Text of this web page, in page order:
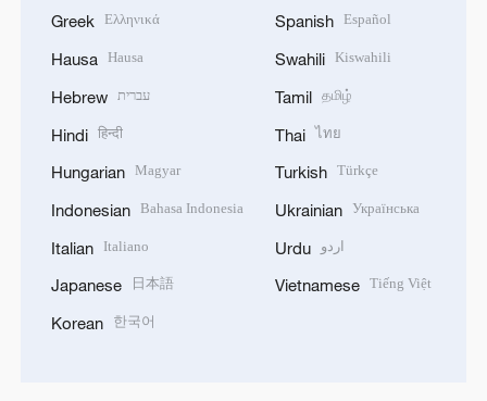
Greek Ελληνικά
Hausa Hausa
Hebrew עברית
Hindi हिन्दी
Hungarian Magyar
Indonesian Bahasa Indonesia
Italian Italiano
Japanese 日本語
Korean 한국어
Spanish Español
Swahili Kiswahili
Tamil தமிழ்
Thai ไทย
Turkish Türkçe
Ukrainian Українська
Urdu اردو
Vietnamese Tiếng Việt